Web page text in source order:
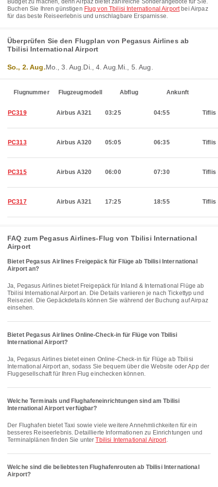
Budget zu machen, denn Airpaz bietet zahlreiche Sonderangebote für Sie.
Buchen Sie Ihren günstigen Flug von Tbilisi International Airportbei Airpaz
für das beste Reiseerlebnis und unschlagbare Ersparnisse.
Überprüfen Sie den Flugplan von Pegasus Airlines ab
Tbilisi International Airport
So., 2. Aug.Mo., 3. Aug. Di., 4. Aug. Mi., 5. Aug.
Flugnummer Flugzeugmodell Abflug Ankunft
PC319 Airbus A321 03:25 04:55 Tiflis
PC313 Airbus A320 05:05 06:35 Tiflis
PC315 Airbus A320 06:00 07:30 Tiflis
PC317 Airbus A321 17:25 18:55 Tiflis
FAQ zum Pegasus Airlines-Flug von Tbilisi International
Airport
Bietet Pegasus Airlines Freigepäck für Flüge ab Tbilisi International
Airport an?
Ja, Pegasus Airlines bietet Freigepäck für Inland & International Flüge ab
Tbilisi International Airport an. Die Details variieren je nach Tickettyp und
Reiseziel. Die Gepäckdetails können Sie während der Buchung auf Airpaz
einsehen.
Bietet Pegasus Airlines Online-Check-in für Flüge von Tbilisi
International Airport?
Ja, Pegasus Airlines bietet einen Online-Check-in für Flüge ab Tbilisi
International Airport an, sodass Sie bequem über die Website oder App der
Fluggesellschaft für Ihren Flug einchecken können.
Welche Terminals und Flughafeneinrichtungen sind am Tbilisi
International Airport verfügbar?
Der Flughafen bietet Taxi sowie viele weitere Annehmlichkeiten für ein
besseres Reiseerlebnis. Detaillierte Informationen zu Einrichtungen und
Terminalplänen finden Sie unterTbilisi International Airport.
Welche sind die beliebtesten Flughafenrouten ab Tbilisi International
Airport?